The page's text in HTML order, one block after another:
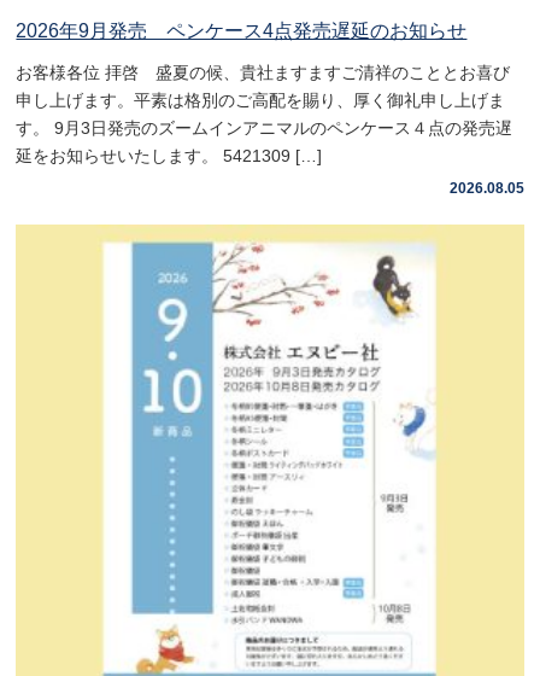
2026年9月発売 ペンケース4点発売遅延のお知らせ
お客様各位 拝啓 盛夏の候、貴社ますますご清祥のこととお喜び
申し上げます。平素は格別のご高配を賜り、厚く御礼申し上げま
す。 9月3日発売のズームインアニマルのペンケース４点の発売遅
延をお知らせいたします。 5421309 […]
2026.08.05